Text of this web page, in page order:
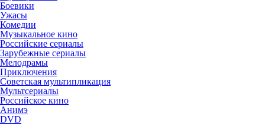
Боевики
Ужасы
Комедии
Музыкальное кино
Российские сериалы
Зарубежные сериалы
Мелодрамы
Приключения
Советская мультипликация
Мультсериалы
Российское кино
Анимэ
DVD